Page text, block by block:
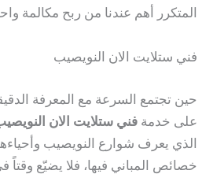
المتكرر أهم عندنا من ربح مكالمة
فني ستلايت الان النويصيب
حين تجتمع السرعة مع المعرفة
على خدمة فني ستلايت الان
الذي يعرف شوارع النويصيب
خصائص المباني فيها، فلا يضيّع